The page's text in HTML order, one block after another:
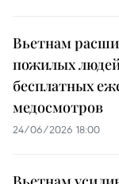
Вьетнам
пожилых
бесплатных
медосмотров
24/06/2026 18:00